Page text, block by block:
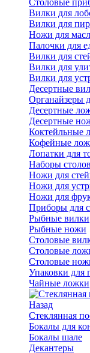
Вилки для
Вилки для
Ножи для
Палочки для
Вилки для
Вилки для
Вилки для
Десертные
Органайзеры
Десертные
Десертные
Коктейльные
Кофейные
Лопатки для
Наборы
Ножи для
Ножи для
Ножи для
Приборы для
Рыбные вилки
Рыбные ножи
Столовые
Столовые
Столовые
Упаковки для
Чайные ложки
Назад
Стеклянная
Бокалы для
Бокалы шале
Декантеры